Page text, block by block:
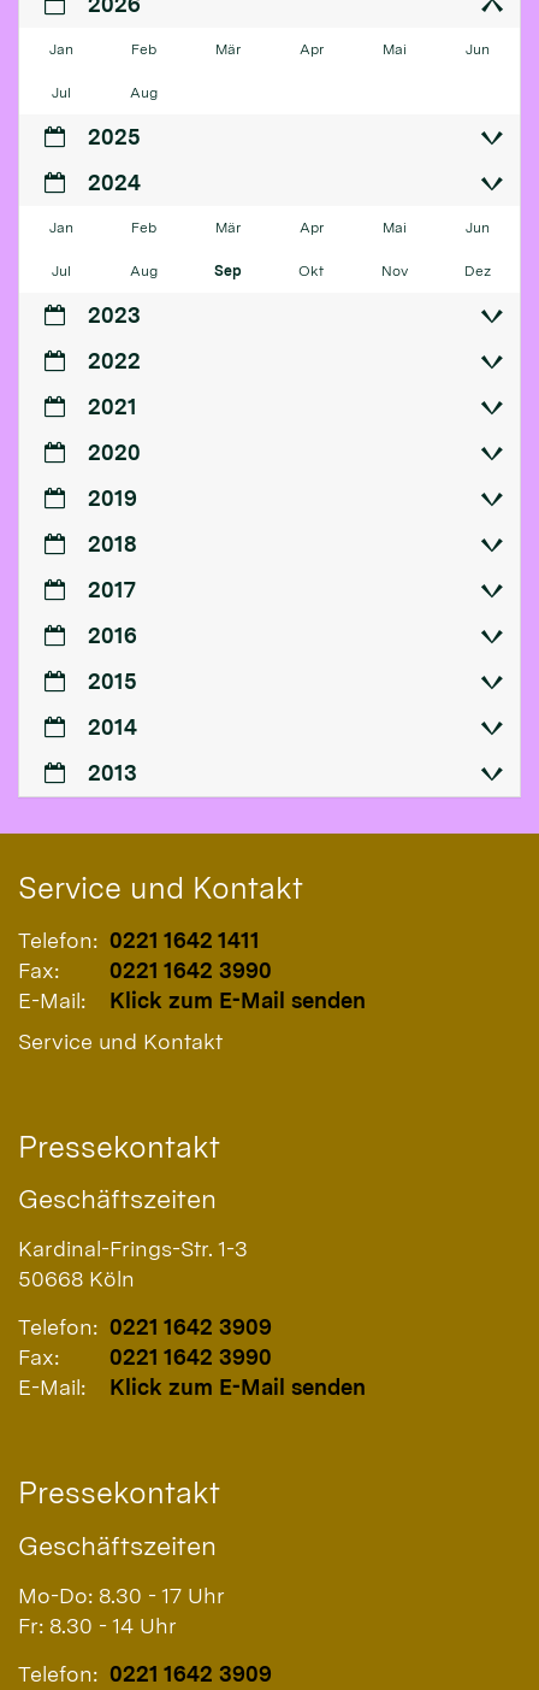
Jan Feb Mär Apr Mai Jun
Jul Aug
2025
2024
Jan Feb Mär Apr Mai Jun
Jul Aug Sep Okt Nov Dez
2023
2022
2021
2020
2019
2018
2017
2016
2015
2014
2013
Service und Kontakt
Telefon: 0221 1642 1411
Fax:
0221 1642 3990
E-Mail:
Klick zum E-Mail senden
Service und Kontakt
Pressekontakt
Geschäftszeiten
Kardinal-Frings-Str. 1-3
50668 Köln
Telefon: 0221 1642 3909
Fax:
0221 1642 3990
E-Mail:
Klick zum E-Mail senden
Pressekontakt
Geschäftszeiten
Mo-Do: 8.30 - 17 Uhr
Fr: 8.30 - 14 Uhr
Telefon: 0221 1642 3909